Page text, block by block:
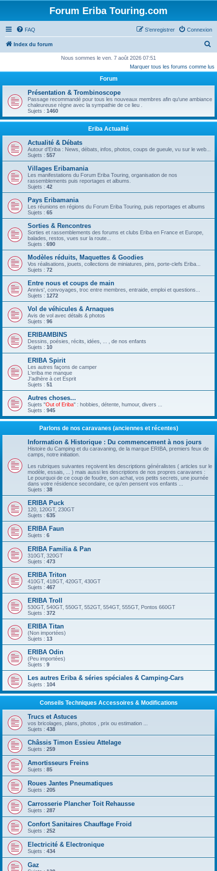
Forum Eriba Touring.com
FAQ Connexion
S’enregistrer
Index du forum
c
r
e
Nous sommes le ven. 7 août 2026 07:51
Marquer tous les forums comme lus
Forum
Présentation & Trombinoscope
Passage recommandé pour tous les nouveaux membres afin qu'une ambiance
chaleureuse règne avec la sympathie de ce lieu .
Sujets : 1460
Eriba Actualité
Actualité & Débats
Autour d’Eriba : News, débats, infos, photos, coups de gueule, vu sur le web...
Sujets : 557
Villages Eribamania
Les manifestations du Forum Eriba Touring, organisation de nos
rassemblements puis reportages et albums.
Sujets : 42
Pays Eribamania
Les réunions en régions du Forum Eriba Touring, puis reportages et albums
Sujets : 65
Sorties & Rencontres
Sorties et rassemblements des forums et clubs Eriba en France et Europe,
balades, restos, vues sur la route...
Sujets : 690
Modèles réduits, Maquettes & Goodies
Vos réalisations, jouets, collections de miniatures, pins, porte-clefs Eriba...
Sujets : 72
Entre nous et coups de main
Annivs', convoyages, troc entre membres, entraide, emploi et questions...
Sujets : 1272
Vol de véhicules & Arnaques
Avis de vol avec détails & photos
Sujets : 96
ERIBAMBINS
Dessins, poésies, récits, idées, ... , de nos enfants
Sujets : 10
ERIBA Spirit
Les autres façons de camper
L'eriba me manque
J'adhère à cet Esprit
Sujets : 51
Autres choses...
Sujets "Out of Eriba" : hobbies, détente, humour, divers ...
Sujets : 945
Parlons de nos caravanes (anciennes et récentes)
Information & Historique : Du commencement à nos jours
Histoire du Camping et du caravaning, de la marque ERIBA, premiers feux de
camps, notre initiation.
Les rubriques suivantes reçoivent les descriptions généralistes ( articles sur le
modèle, essais, ... ) mais aussi les descriptions de nos propres caravanes :
Le pourquoi de ce coup de foudre, son achat, vos petits secrets, une journée
dans votre résidence secondaire, ce qu'en pensent vos enfants ...
Sujets : 38
ERIBA Puck
120, 120GT, 230GT
Sujets : 635
ERIBA Faun
Sujets : 6
ERIBA Familia & Pan
310GT, 320GT
Sujets : 473
ERIBA Triton
410GT, 418GT, 420GT, 430GT
Sujets : 467
ERIBA Troll
530GT, 540GT, 550GT, 552GT, 554GT, 555GT, Pontos 660GT
Sujets : 372
ERIBA Titan
(Non importées)
Sujets : 13
ERIBA Odin
(Peu importées)
Sujets : 9
Les autres Eriba & séries spéciales & Camping-Cars
Sujets : 104
Conseils Techniques Accessoires & Modifications
Trucs et Astuces
vos bricolages, plans, photos , prix ou estimation ...
Sujets : 438
Châssis Timon Essieu Attelage
Sujets : 259
Amortisseurs Freins
Sujets : 85
Roues Jantes Pneumatiques
Sujets : 205
Carrosserie Plancher Toit Rehausse
Sujets : 287
Confort Sanitaires Chauffage Froid
Sujets : 252
Electricité & Electronique
Sujets : 434
Gaz